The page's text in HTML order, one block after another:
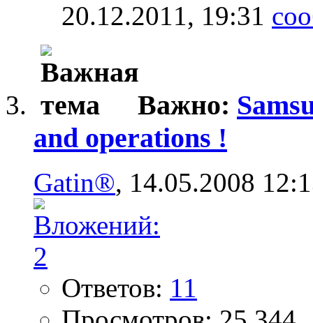
20.12.2011, 19:31
Важно:
and operations !
Gatin®, 14.05.2008
Ответов: 11